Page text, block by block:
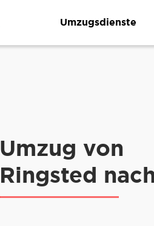
Umzugsdienste
Umzug von
Ringsted